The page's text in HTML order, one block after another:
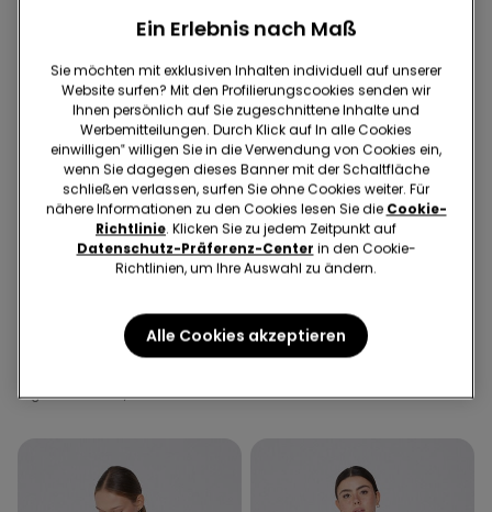
elastischem Tuch
16,79 €
30-Tage-Bestpreis vor Reduzierung:
Regulärer Preis:23,99 € -30%
3 Farben
16,09 €
30-Tage-Bestpreis vor Reduzierung:
22,99 € -30%
Ein Erlebnis nach Maß
Sie möchten mit exklusiven Inhalten individuell auf unserer
Website surfen? Mit den Profilierungscookies senden wir
Ihnen persönlich auf Sie zugeschnittene Inhalte und
Werbemitteilungen. Durch Klick auf In alle Cookies
einwilligen‟ willigen Sie in die Verwendung von Cookies ein,
wenn Sie dagegen dieses Banner mit der Schaltfläche
schließen verlassen, surfen Sie ohne Cookies weiter. Für
nähere Informationen zu den Cookies lesen Sie die Cookie-
Richtlinie. Klicken Sie zu jedem Zeitpunkt auf
Datenschutz-Präferenz-Center in den Cookie-
Richtlinien, um Ihre Auswahl zu ändern.
Alle Cookies akzeptieren